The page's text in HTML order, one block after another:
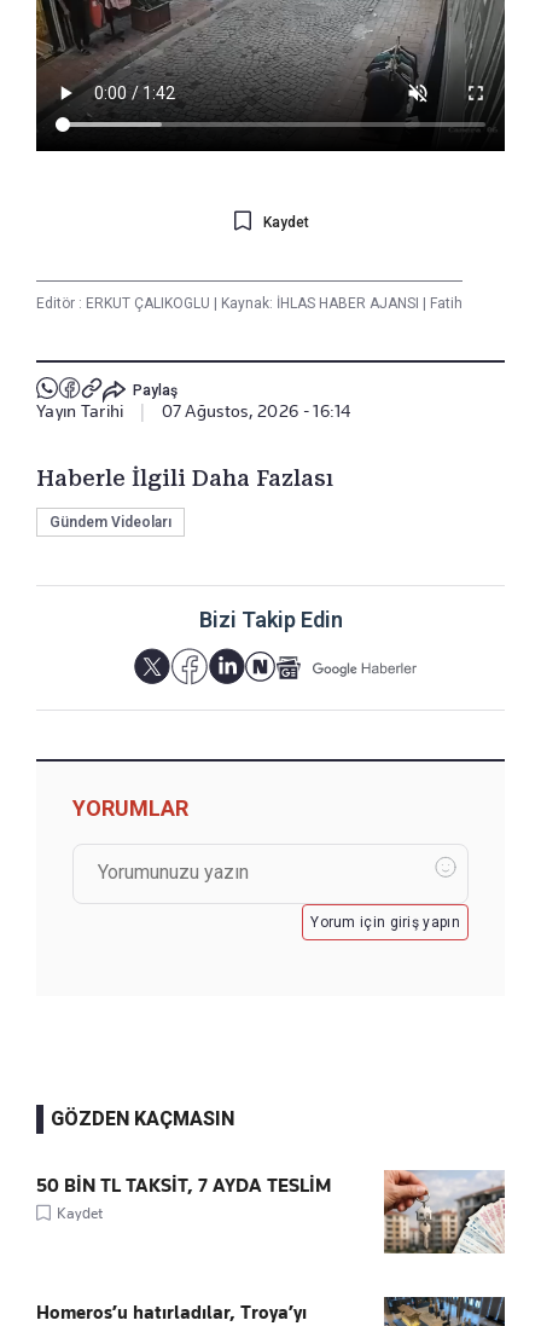
Kaydet
Editör : ERKUT ÇALIKOGLU Kaynak: İHLAS HABER AJANSI Fatih
Paylaş
Yayın Tarihi 07 Ağustos, 2026 - 16:14
Haberle İlgili Daha Fazlası
Gündem Videoları
Bizi Takip Edin
YORUMLAR
Yorum için giriş yapın
GÖZDEN KAÇMASIN
50 BİN TL TAKSİT, 7 AYDA TESLİM
Kaydet
Homeros’u hatırladılar, Troya’yı